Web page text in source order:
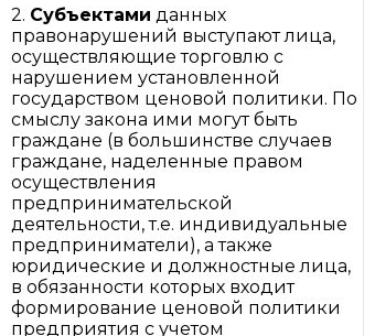
2. Субъектами данных
правонарушений выступают лица,
осуществляющие торговлю с
нарушением установленной
государством ценовой политики. По
смыслу закона ими могут быть
граждане (в большинстве случаев
граждане, наделенные правом
осуществления
предпринимательской
деятельности, т.е. индивидуальные
предприниматели), а также
юридические и должностные лица,
в обязанности которых входит
формирование ценовой политики
предприятия с учетом